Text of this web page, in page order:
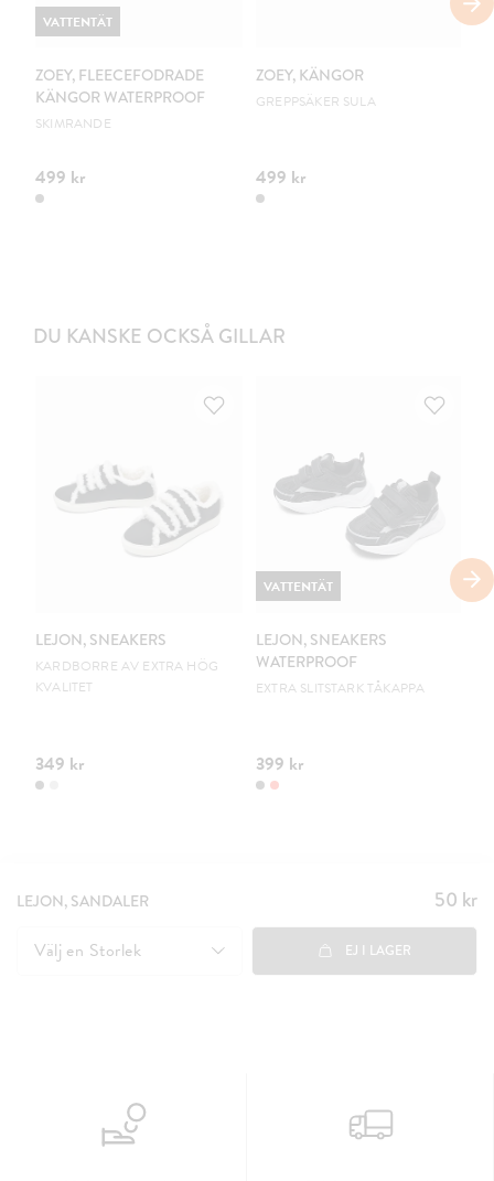
ZOEY, FLEECEFODRADE
KÄNGOR WATERPROOF
SKIMRANDE
499 kr
VATTENTÄT
ZOEY, KÄNGOR
GREPPSÄKER SULA
499 kr
DU KANSKE OCKSÅ GILLAR
LEJON, SNEAKERS
KARDBORRE AV EXTRA HÖG
KVALITET
349 kr
LEJON, SNEAKERS
WATERPROOF
EXTRA SLITSTARK TÅKAPPA
399 kr
VATTENTÄT
LEJON, SANDALER Pris:
50 kr
50 kr
Välj en Storlek EJ I LAGER